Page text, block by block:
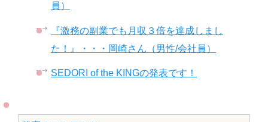
員）
『激務の副業でも月収３倍を達成しまし
た！』・・・岡崎さん（男性/会社員）
SEDORI of the KINGの発表です！